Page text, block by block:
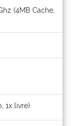
(4MB Cache,
1x livre)